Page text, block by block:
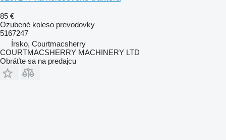
85 €
Ozubené koleso prevodovky
5167247
Írsko, Courtmacsherry
COURTMACSHERRY MACHINERY LTD
Obráťte sa na predajcu